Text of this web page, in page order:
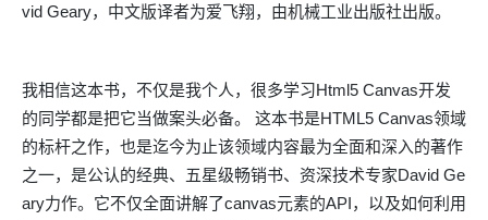
vid Geary，中文版译者为爱飞翔，由机械工业出版社出版。
我相信这本书，不仅是我个人，很多学习Html5 Canvas开发
的同学都是把它当做案头必备。 这本书是HTML5 Canvas领域
的标杆之作，也是迄今为止该领域内容最为全面和深入的著作
之一，是公认的经典、五星级畅销书、资深技术专家David Ge
ary力作。它不仅全面讲解了canvas元素的API，以及如何利用